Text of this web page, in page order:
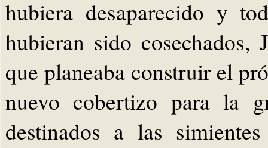
hubiera desaparecido y
hubieran sido
que planeaba construir el
nuevo cobertizo para la
destinados a las